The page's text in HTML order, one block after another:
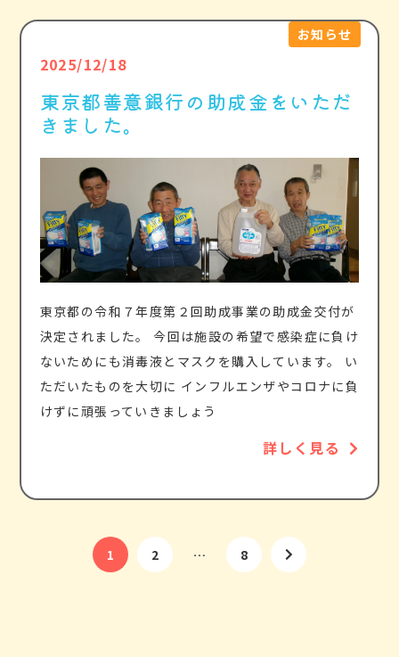
お知らせ
2025/12/18
東京都善意銀行の助成金をいただ
きました。
東京都の令和７年度第２回助成事業の助成金交付が
決定されました。 今回は施設の希望で感染症に負け
ないためにも消毒液とマスクを購入しています。 い
ただいたものを大切に インフルエンザやコロナに負
けずに頑張っていきましょう
詳しく見る
1 2 … 8